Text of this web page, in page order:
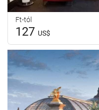
Ft-tól
127 US$